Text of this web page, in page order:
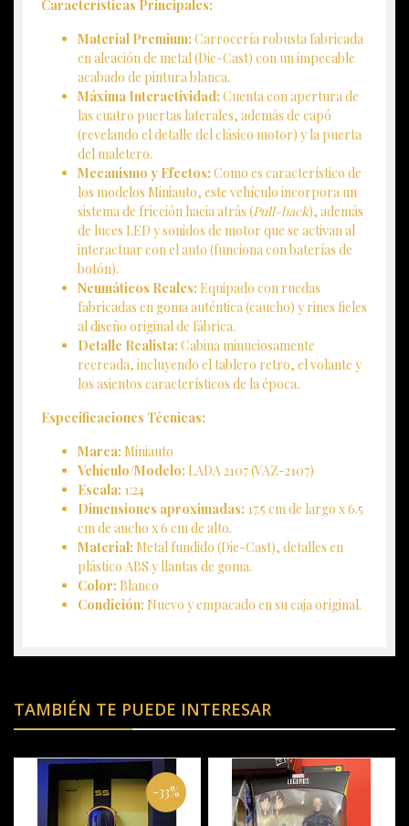
Características Principales:
Material Premium: Carrocería robusta fabricada
en aleación de metal (Die-Cast) con un impecable
acabado de pintura blanca.
Máxima Interactividad: Cuenta con apertura de
las cuatro puertas laterales, además de capó
(revelando el detalle del clásico motor) y la puerta
del maletero.
Mecanismo y Efectos: Como es característico de
los modelos Miniauto, este vehículo incorpora un
sistema de fricción hacia atrás (Pull-back), además
de luces LED y sonidos de motor que se activan al
interactuar con el auto (funciona con baterías de
botón).
Neumáticos Reales: Equipado con ruedas
fabricadas en goma auténtica (caucho) y rines fieles
al diseño original de fábrica.
Detalle Realista: Cabina minuciosamente
recreada, incluyendo el tablero retro, el volante y
los asientos característicos de la época.
Especificaciones Técnicas:
Marca: Miniauto
Vehículo/Modelo: LADA 2107 (VAZ-2107)
Escala: 1:24
Dimensiones aproximadas: 17.5 cm de largo x 6.5
cm de ancho x 6 cm de alto.
Material: Metal fundido (Die-Cast), detalles en
plástico ABS y llantas de goma.
Color: Blanco
Condición: Nuevo y empacado en su caja original.
TAMBIÉN TE PUEDE INTERESAR
-33%